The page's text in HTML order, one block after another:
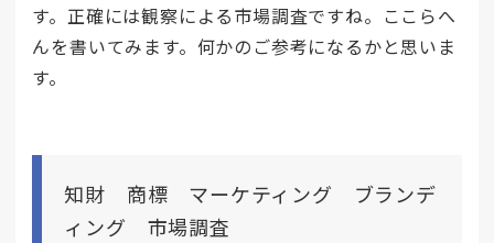
す。正確には観察による市場調査ですね。ここらへ
んを書いてみます。何かのご参考になるかと思いま
す。
知財 商標 マーケティング ブランデ
ィング 市場調査